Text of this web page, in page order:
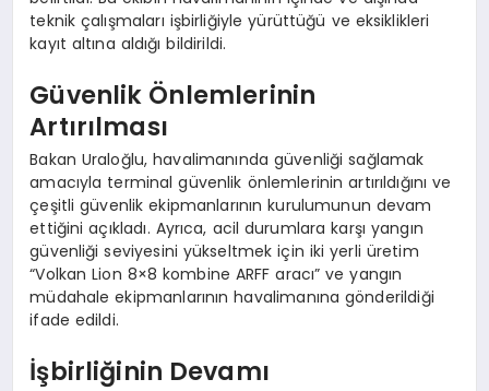
teknik çalışmaları işbirliğiyle yürüttüğü ve eksiklikleri
kayıt altına aldığı bildirildi.
Güvenlik Önlemlerinin
Artırılması
Bakan Uraloğlu, havalimanında güvenliği sağlamak
amacıyla terminal güvenlik önlemlerinin artırıldığını ve
çeşitli güvenlik ekipmanlarının kurulumunun devam
ettiğini açıkladı. Ayrıca, acil durumlara karşı yangın
güvenliği seviyesini yükseltmek için iki yerli üretim
“Volkan Lion 8×8 kombine ARFF aracı” ve yangın
müdahale ekipmanlarının havalimanına gönderildiği
ifade edildi.
İşbirliğinin Devamı